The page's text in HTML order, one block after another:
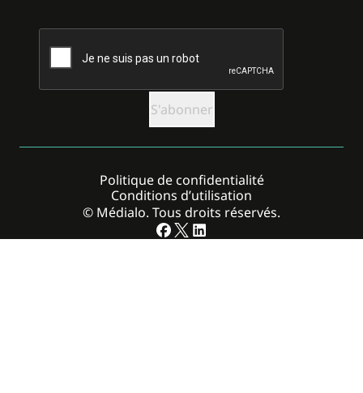
CAPTCHA
© Médialo. Tous droits réservés.
Politique de confidentialité
Conditions d’utilisation